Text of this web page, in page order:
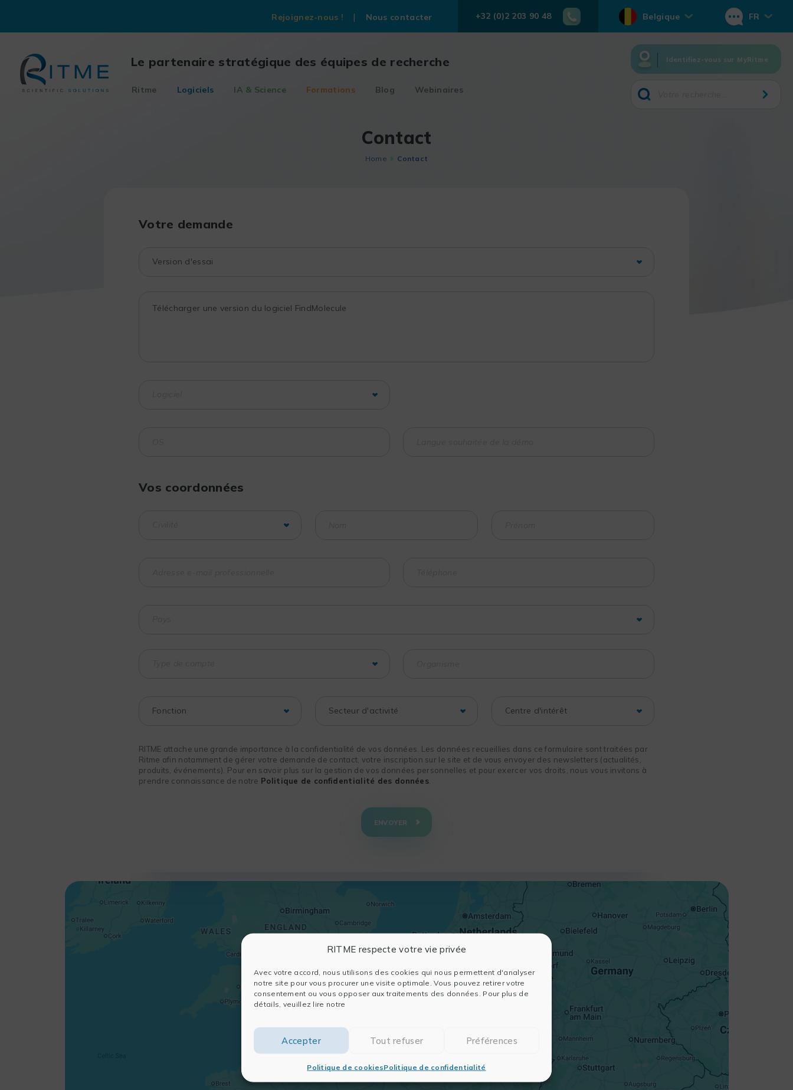
RITME respecte votre vie privée
Avec votre accord, nous utilisons des cookies qui nous permettent d'analyser
notre site pour vous procurer une visite optimale. Vous pouvez retirer votre
consentement ou vous opposer aux traitements des données. Pour plus de
détails, veuillez lire notre
Accepter Tout refuser Préférences
Politique de cookiesPolitique de confidentialité
content
Rejoignez-nous ! Nous contacter +32 (0)2 203 90 48 Belgique FR
Le partenaire stratégique des équipes de recherche
Ritme Logiciels IA & Science Formations Blog Webinaires
Identifiez-vous sur MyRitme
Contact
Home Contact
Votre demande
Vos coordonnées
RITME attache une grande importance à la confidentialité de vos données. Les données recueillies dans ce formulaire sont traitées par
Ritme afin notamment de gérer votre demande de contact, votre inscription sur le site et de vous envoyer des newsletters (actualités,
produits, événements). Pour en savoir plus sur la gestion de vos données personnelles et pour exercer vos droits, nous vous invitons à
prendre connaissance de notre Politique de confidentialité des données
ENVOYER